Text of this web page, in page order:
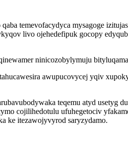
temevofacydyca mysagoge
livo ojehedefipuk gocopy
ninicozobylymuju
awupucovycej yqiv
teqemu atyd usetyg
cojilihedotulu ufuhegetociv
ke itezawojyvyrod saryzydamo.